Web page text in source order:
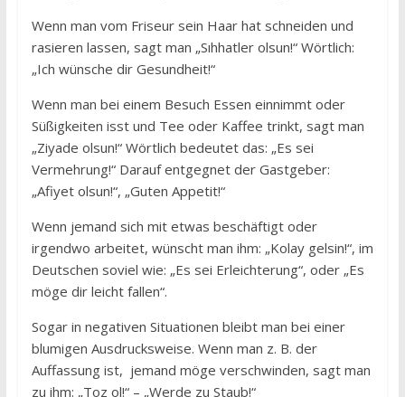
Wenn man vom Friseur sein Haar hat schneiden und
rasieren lassen, sagt man „Sıhhatler olsun!“ Wörtlich:
„Ich wünsche dir Gesundheit!“
Wenn man bei einem Besuch Essen einnimmt oder
Süßigkeiten isst und Tee oder Kaffee trinkt, sagt man
„Ziyade olsun!“ Wörtlich bedeutet das: „Es sei
Vermehrung!“ Darauf entgegnet der Gastgeber:
„Afiyet olsun!“, „Guten Appetit!“
Wenn jemand sich mit etwas beschäftigt oder
irgendwo arbeitet, wünscht man ihm: „Kolay gelsin!“, im
Deutschen soviel wie: „Es sei Erleichterung“, oder „Es
möge dir leicht fallen“.
Sogar in negativen Situationen bleibt man bei einer
blumigen Ausdrucksweise. Wenn man z. B. der
Auffassung ist, jemand möge verschwinden, sagt man
zu ihm: „Toz ol!“ – „Werde zu Staub!“